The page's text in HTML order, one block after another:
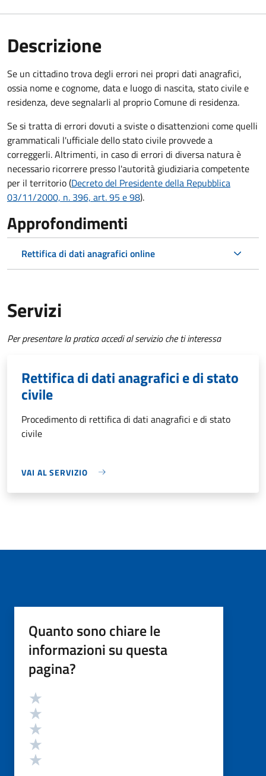
Descrizione
Se un cittadino trova degli errori nei propri dati anagrafici,
ossia nome e cognome, data e luogo di nascita, stato civile e
residenza, deve segnalarli al proprio Comune di residenza.
Se si tratta di errori dovuti a sviste o disattenzioni come quelli
grammaticali l'ufficiale dello stato civile provvede a
correggerli. Altrimenti, in caso di errori di diversa natura è
necessario ricorrere presso l'autorità giudiziaria competente
per il territorio (Decreto del Presidente della Repubblica
03/11/2000, n. 396, art. 95 e 98).
Approfondimenti
Rettifica di dati anagrafici online
Servizi
Per presentare la pratica accedi al servizio che ti interessa
Rettifica di dati anagrafici e di stato
civile
Procedimento di rettifica di dati anagrafici e di stato
civile
VAI AL SERVIZIO
Quanto sono chiare le
informazioni su questa
pagina?
Valutazione